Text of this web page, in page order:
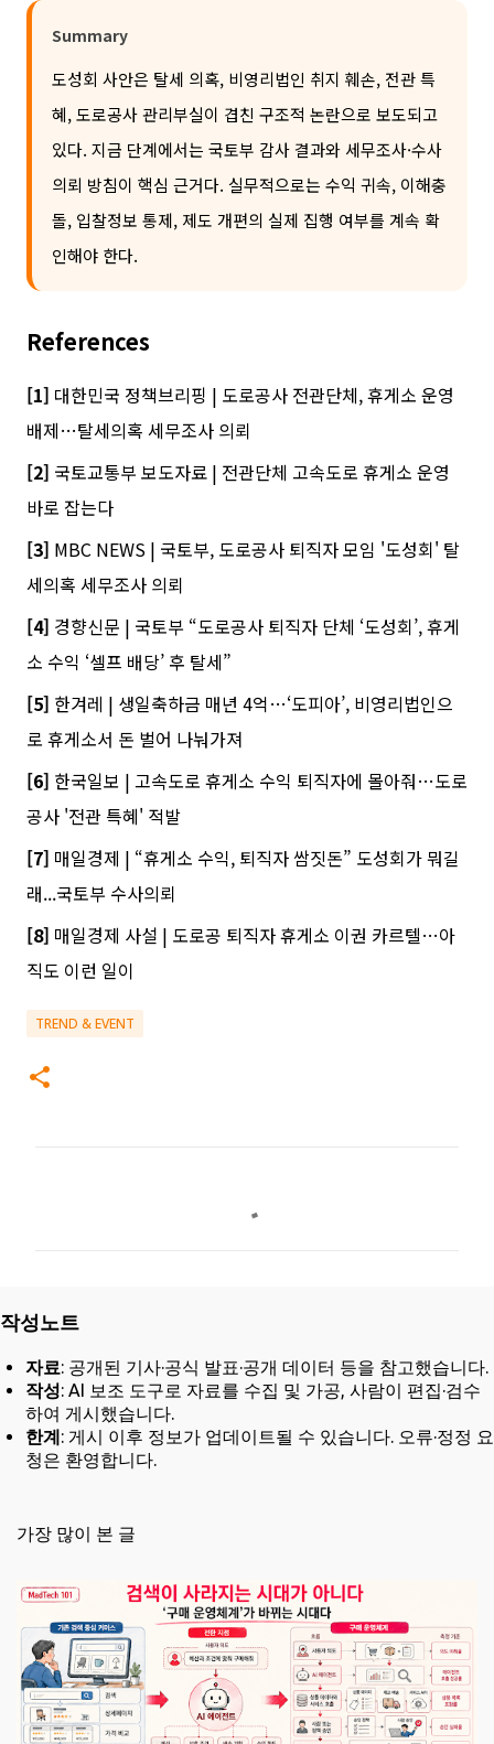
Summary
도성회 사안은 탈세 의혹, 비영리법인 취지 훼손, 전관 특
혜, 도로공사 관리부실이 겹친 구조적 논란으로 보도되고
있다. 지금 단계에서는 국토부 감사 결과와 세무조사·수사
의뢰 방침이 핵심 근거다. 실무적으로는 수익 귀속, 이해충
돌, 입찰정보 통제, 제도 개편의 실제 집행 여부를 계속 확
인해야 한다.
References
[1] 대한민국 정책브리핑 | 도로공사 전관단체, 휴게소 운영
배제…탈세의혹 세무조사 의뢰
[2] 국토교통부 보도자료 | 전관단체 고속도로 휴게소 운영
바로 잡는다
[3] MBC NEWS | 국토부, 도로공사 퇴직자 모임 '도성회' 탈
세의혹 세무조사 의뢰
[4] 경향신문 | 국토부 “도로공사 퇴직자 단체 ‘도성회’, 휴게
소 수익 ‘셀프 배당’ 후 탈세”
[5] 한겨레 | 생일축하금 매년 4억…‘도피아’, 비영리법인으
로 휴게소서 돈 벌어 나눠가져
[6] 한국일보 | 고속도로 휴게소 수익 퇴직자에 몰아줘…도로
공사 '전관 특혜' 적발
[7] 매일경제 | “휴게소 수익, 퇴직자 쌈짓돈” 도성회가 뭐길
래...국토부 수사의뢰
[8] 매일경제 사설 | 도로공 퇴직자 휴게소 이권 카르텔…아
직도 이런 일이
TREND & EVENT
작성노트
자료: 공개된 기사·공식 발표·공개 데이터 등을 참고했습니다.
작성: AI 보조 도구로 자료를 수집 및 가공, 사람이 편집·검수
하여 게시했습니다.
한계: 게시 이후 정보가 업데이트될 수 있습니다. 오류·정정 요
청은 환영합니다.
가장 많이 본 글